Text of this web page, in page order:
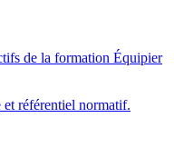
de la formation Équipier
et référentiel normatif.